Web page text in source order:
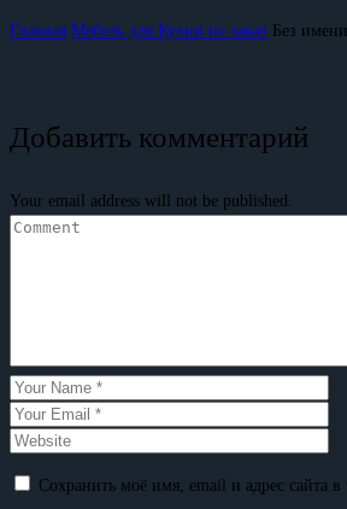
Главная Мебель для Кухни на заказ Без
Добавить комментарий
Your email address will not be published.
Сохранить моё имя, email и адрес сайта в